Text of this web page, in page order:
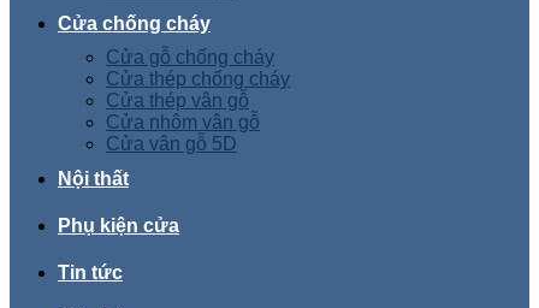
Cửa chống cháy
Cửa gỗ chống cháy
Cửa thép chống cháy
Cửa thép vân gỗ
Cửa nhôm vân gỗ
Cửa vân gỗ 5D
Nội thất
Phụ kiện cửa
Tin tức